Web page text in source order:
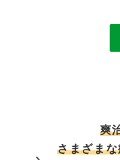
爽
さまざま